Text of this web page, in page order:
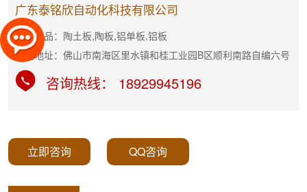
广东泰铭欣自动化科技有限公司
主营产品：陶土板,陶板,铝单板,铝板
公司地址：佛山市南海区里水镇和桂工业园B区顺利南路自编六号
咨询热线： 18929945196
立即咨询 QQ咨询